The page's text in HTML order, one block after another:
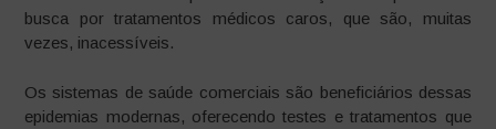
busca por tratamentos médicos caros, que são, muitas
vezes, inacessíveis.
Os sistemas de saúde comerciais são beneficiários dessas
epidemias modernas, oferecendo testes e tratamentos que